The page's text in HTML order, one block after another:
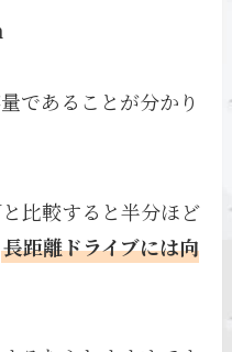
であることが分かり
比較すると半分ほど
長距離ドライブには向